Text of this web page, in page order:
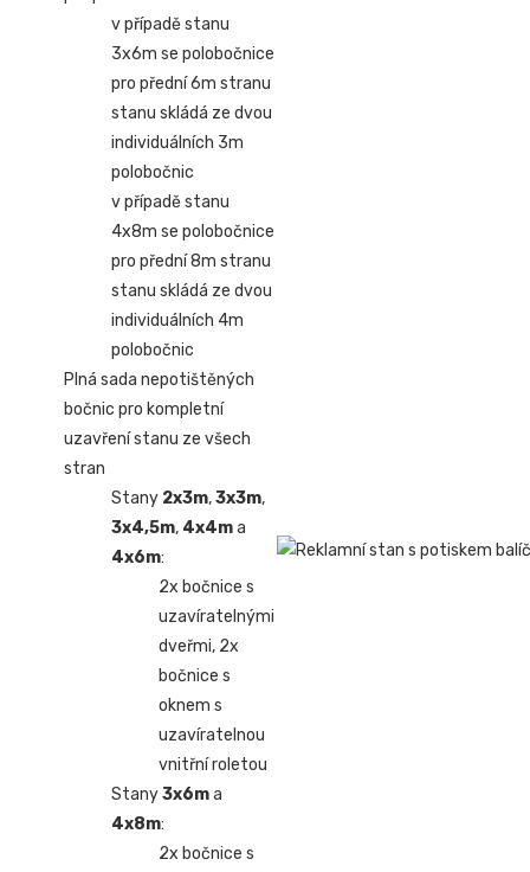
v případě stanu
3x6m se polobočnice
pro přední 6m stranu
stanu skládá ze dvou
individuálních 3m
polobočnic
v případě stanu
4x8m se polobočnice
pro přední 8m stranu
stanu skládá ze dvou
individuálních 4m
polobočnic
Plná sada nepotištěných
bočnic pro kompletní
uzavření stanu ze všech
stran
Stany 2x3m,3x3m,
3x4,5m, 4x4ma
4x6m:
2x bočnice s
uzavíratelnými
dveřmi, 2x
bočnice s
oknem s
uzavíratelnou
vnitřní roletou
Stany3x6ma
4x8m:
2x bočnice s